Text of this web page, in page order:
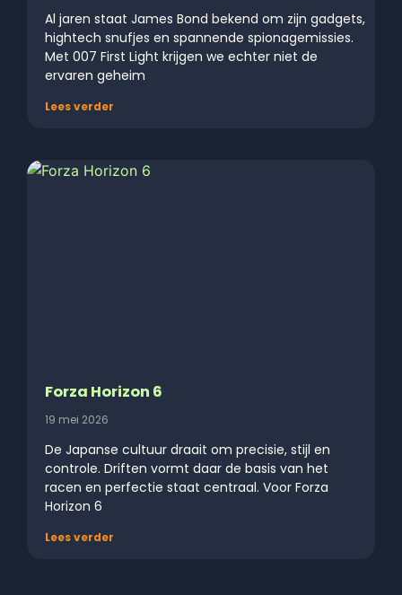
Al jaren staat James Bond bekend om zijn gadgets,
hightech snufjes en spannende spionagemissies.
Met 007 First Light krijgen we echter niet de
ervaren geheim
Lees verder
Forza Horizon 6
19 mei 2026
De Japanse cultuur draait om precisie, stijl en
controle. Driften vormt daar de basis van het
racen en perfectie staat centraal. Voor Forza
Horizon 6
Lees verder